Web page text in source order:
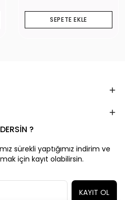
SEPETE EKLE
?
sürekli yaptığımız indirim ve
için kayıt olabilirsin.
KAYIT OL